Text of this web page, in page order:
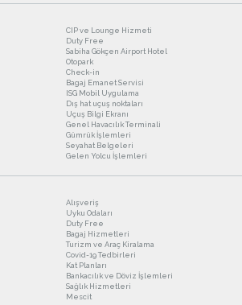
CIP ve Lounge Hizmeti
Duty Free
Sabiha Gökçen Airport Hotel
Otopark
Check-in
Bagaj Emanet Servisi
ISG Mobil Uygulama
Dış hat uçuş noktaları
Uçuş Bilgi Ekranı
Genel Havacılık Terminali
Gümrük İşlemleri
Seyahat Belgeleri
Gelen Yolcu İşlemleri
Alışveriş
Uyku Odaları
Duty Free
Bagaj Hizmetleri
Turizm ve Araç Kiralama
Covid-19 Tedbirleri
Kat Planları
Bankacılık ve Döviz İşlemleri
Sağlık Hizmetleri
Mescit